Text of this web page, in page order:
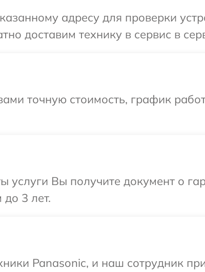
адресу для проверки
доставим технику в сервис в
точную стоимость, график
услуги Вы получите документ о
3 лет.
Panasonic, и наш сотрудник